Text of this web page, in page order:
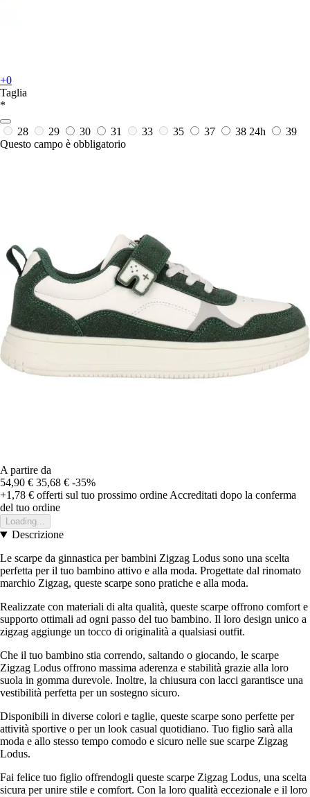
+0
Taglia
*
28 29 30 31 33 35 37 38 24h
39
Questo campo è obbligatorio
A partire da
54,90 € 35,68 € -35%
+1,78 € offerti sul tuo prossimo ordine Accreditati dopo la conferma
del tuo ordine
Loading...
Descrizione
Le scarpe da ginnastica per bambini Zigzag Lodus sono una scelta
perfetta per il tuo bambino attivo e alla moda. Progettate dal rinomato
marchio Zigzag, queste scarpe sono pratiche e alla moda.
Realizzate con materiali di alta qualità, queste scarpe offrono comfort e
supporto ottimali ad ogni passo del tuo bambino. Il loro design unico a
zigzag aggiunge un tocco di originalità a qualsiasi outfit.
Che il tuo bambino stia correndo, saltando o giocando, le scarpe
Zigzag Lodus offrono massima aderenza e stabilità grazie alla loro
suola in gomma durevole. Inoltre, la chiusura con lacci garantisce una
vestibilità perfetta per un sostegno sicuro.
Disponibili in diverse colori e taglie, queste scarpe sono perfette per
attività sportive o per un look casual quotidiano. Tuo figlio sarà alla
moda e allo stesso tempo comodo e sicuro nelle sue scarpe Zigzag
Lodus.
Fai felice tuo figlio offrendogli queste scarpe Zigzag Lodus, una scelta
sicura per unire stile e comfort. Con la loro qualità eccezionale e il loro